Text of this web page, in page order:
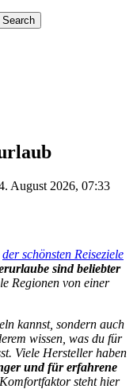
Search
August 2026, 07:33
der schönsten Reiseziele
sind beliebter
Regionen von einer
kannst, sondern auch
wissen, was du für
Viele Hersteller haben
und für erfahrene
steht hier